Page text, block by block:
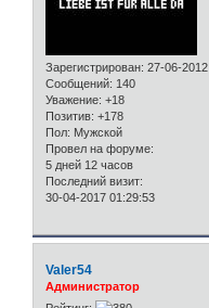
Зарегистрирован: 27-06-2012
Сообщений: 140
Уважение: +18
Позитив: +178
Пол: Мужской
Провел на форуме:
5 дней 12 часов
Последний визит:
30-04-2017 01:29:53
Valer54
Администратор